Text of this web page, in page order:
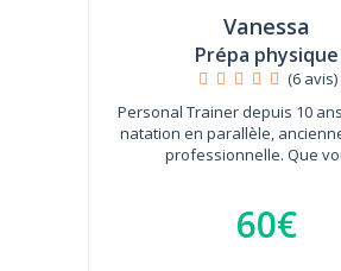
Vanessa
Prépa physique
(6 avis)
Personal Trainer depuis 10
natation en parallèle,
professionnelle. Que
60€